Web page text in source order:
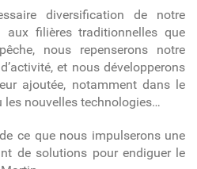
diversification de notre
aux filières traditionnelles que
nous repenserons notre
et nous développerons
ajoutée, notamment dans le
les nouvelles technologies…
ce que nous impulserons une
de solutions pour endiguer le